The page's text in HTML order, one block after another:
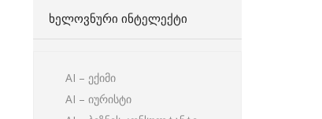
ᲮᲔᲚᲝᲕᲜᲣᲠᲘ ᲘᲜᲢᲔᲚᲔᲥᲢᲘ
AI – ექიმი
AI – იურისტი